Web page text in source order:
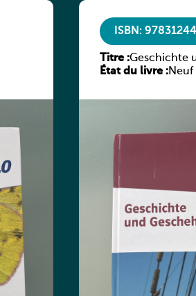
ISBN:
Titre :Geschichte
Rheinland-
État du livre :Neuf